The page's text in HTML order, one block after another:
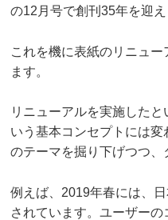
の12月号で創刊35年を迎え
これを機に表紙のリニュ
ます。
リニューアルを実施した
いう基本コンセプトには
のテーマを掘り下げつつ、
例えば、2019年春には、
されています。ユーザー